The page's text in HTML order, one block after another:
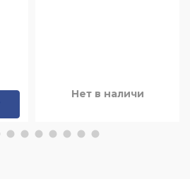
Нет в наличи